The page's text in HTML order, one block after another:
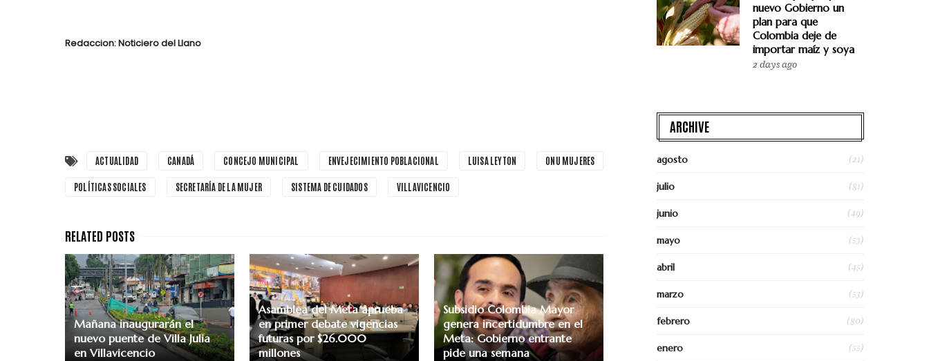
Redaccion: Noticiero del Llano
ACTUALIDAD CANADÁ CONCEJO MUNICIPAL ENVEJECIMIENTO POBLACIONAL LUISA LEYTON ONU MUJERES
POLÍTICAS SOCIALES SECRETARÍA DE LA MUJER SISTEMA DE CUIDADOS VILLAVICENCIO
Mañana inaugurarán el
nuevo puente de Villa Julia
en Villavicencio
Asamblea del Meta aprueba
en primer debate vigencias
futuras por $26.000
millones
Subsidio Colombia Mayor
genera incertidumbre en el
Meta: Gobierno entrante
pide una semana
nuevo Gobierno un
plan para que
Colombia deje de
importar maíz y soya
2 days ago
ARCHIVE
agosto (21)
julio (81)
junio (49)
mayo (53)
abril (45)
marzo (53)
febrero (80)
enero (55)